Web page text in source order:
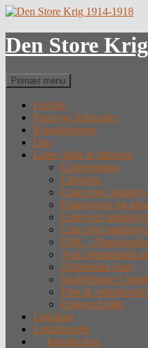
Hop
indhold
Den Store
Søg
Primær menu
Forside
Fotos og Arkivalier
Krigsdeltagere
Om
Lister, links & litteratur
Undervisning
Litteratur
Lister over
Krigergrave og
Liste over
Liste over
DSK –
Tysk hjemmeside
Alfabetiske lister
Straffefanger i
Film &
Krigens forløb
Leksikon
Lokalhistorie
Introduction